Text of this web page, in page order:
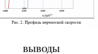
ВЫВОДЫ